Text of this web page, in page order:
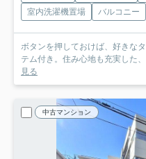
室内洗濯機置場
バルコニー
ボタンを押しておけば、好きな
テム付き。住み心地も充実した
見る
中古マンション